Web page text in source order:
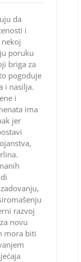
da
i
poruku
briga za
pogoduje
i nasilja.
i
ima
jer
razvoj
novu
mora biti